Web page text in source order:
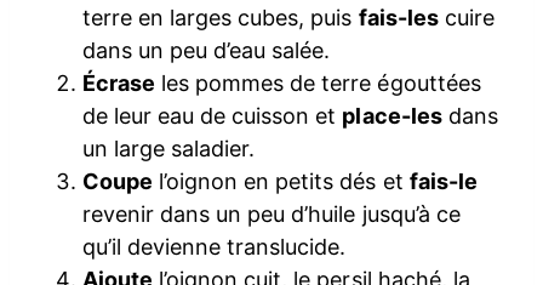
terre en larges cubes, puis fais-lescuire
dans un peu d’eau salée.
Écrase les pommes de terre égouttées
de leur eau de cuisson et place-lesdans
un large saladier.
Coupe l’oignon en petits dés et fais-le
revenir dans un peu d’huile jusqu’à ce
qu’il devienne translucide.